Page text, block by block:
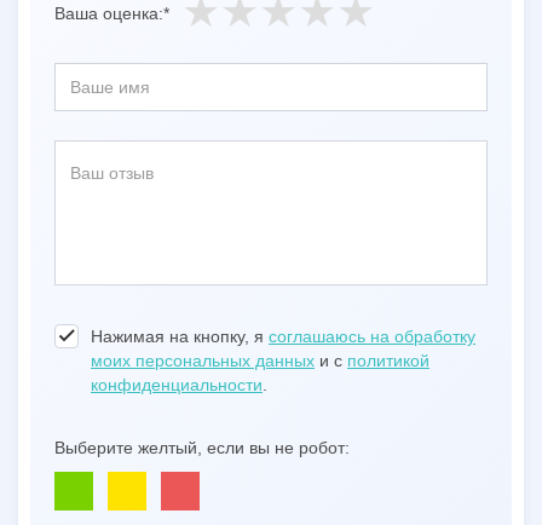
Ваша оценка:*
Нажимая на кнопку, я соглашаюсь на обработку
моих персональных данных и с политикой
конфиденциальности
Выберите желтый, если вы не робот: